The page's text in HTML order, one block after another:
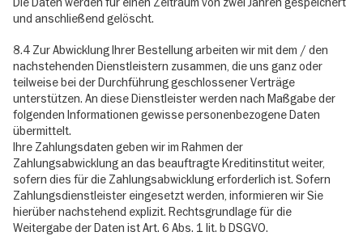
und anschließend gelöscht.
8.4 Zur Abwicklung Ihrer Bestellung arbeiten wir mit dem / den
nachstehenden Dienstleistern zusammen, die uns ganz oder
teilweise bei der Durchführung geschlossener Verträge
unterstützen. An diese Dienstleister werden nach Maßgabe der
folgenden Informationen gewisse personenbezogene Daten
übermittelt.
Ihre Zahlungsdaten geben wir im Rahmen der
Zahlungsabwicklung an das beauftragte Kreditinstitut weiter,
sofern dies für die Zahlungsabwicklung erforderlich ist. Sofern
Zahlungsdienstleister eingesetzt werden, informieren wir Sie
hierüber nachstehend explizit. Rechtsgrundlage für die
Weitergabe der Daten ist Art. 6 Abs. 1 lit. b DSGVO.